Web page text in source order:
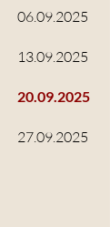
06.09.2025
13.09.2025
20.09.2025
27.09.2025